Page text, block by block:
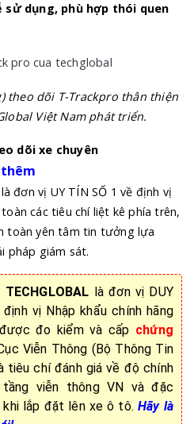
dụng, phù hợp thói quen
theo dõi T-Trackpro thân thiện
Việt Nam phát triển.
dõi xe chuyên
là đơn vị UY TÍN SỐ 1 về định vị
các tiêu chí liệt kê phía trên,
toàn yên tâm tin tưởng lựa
pháp giám sát.
TECHGLOBAL là đơn vị DUY
vị Nhập khẩu chính hãng
đo kiểm và cấp chứng
Viễn Thông (Bộ Thông Tin
tiêu chí đánh giá về độ chính
viễn thông VN và đặc
khi lắp đặt lên xe ô tô.Hãy là